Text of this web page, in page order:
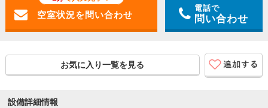
電話で
問い合わせ
お気に入り一覧を見る
設備詳細情報